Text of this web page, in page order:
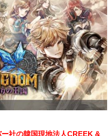
社の韓国現地法人CREEK &